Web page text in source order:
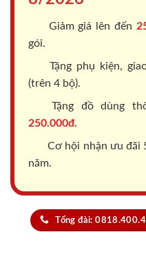
Giảm giá lên đến
gói.
Tặng phụ kiện,
(trên 4 bộ).
Tặng đồ dùng
250.000đ.
Cơ hội nhận ưu đãi
năm.
Tổng đài: